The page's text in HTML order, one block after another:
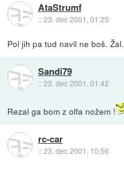
AtaStrumf
::23. dec 2001, 01:25
Pol jih pa tud navil ne boš. Žal.
Sandi79
::23. dec 2001, 01:42
Rezal ga bom z olfa nožem !
rc-car
::23. dec 2001, 10:56